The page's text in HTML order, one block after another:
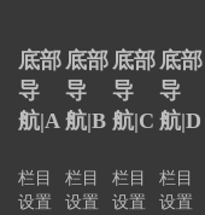
底部
导
航|A
栏目
设置
底部
导
航|B
栏目
设置
底部
导
航|C
栏目
设置
底部
导
航|D
栏目
设置